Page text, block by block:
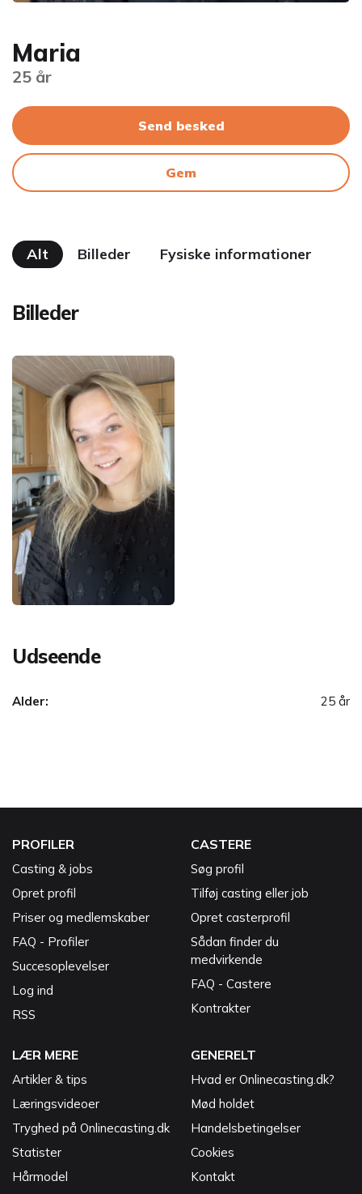
Maria
25 år
Send besked
Gem
Alt Billeder Fysiske informationer
Billeder
Udseende
Alder: 25 år
PROFILER
Casting & jobs
Opret profil
Priser og medlemskaber
FAQ - Profiler
Succesoplevelser
Log ind
RSS
CASTERE
Søg profil
Tilføj casting eller job
Opret casterprofil
Sådan finder du
medvirkende
FAQ - Castere
Kontrakter
LÆR MERE
Artikler & tips
Læringsvideoer
Tryghed på Onlinecasting.dk
Statister
Hårmodel
GENERELT
Hvad er Onlinecasting.dk?
Mød holdet
Handelsbetingelser
Cookies
Kontakt